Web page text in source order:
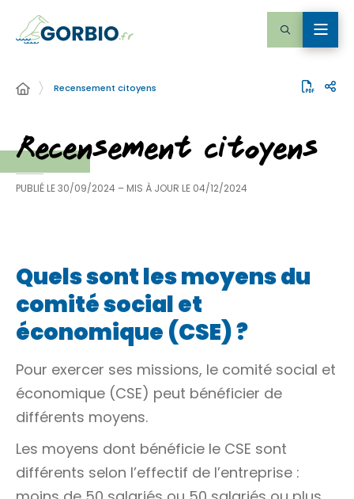
Recensement citoyens
Recensement citoyens
PUBLIÉ LE30/09/2024 – MIS À JOUR LE 04/12/2024
Quels sont les moyens du
comité social et
économique (CSE) ?
Pour exercer ses missions, le comité social et
économique (CSE) peut bénéficier de
différents moyens.
Les moyens dont bénéficie le CSE sont
différents selon l’effectif de l’entreprise :